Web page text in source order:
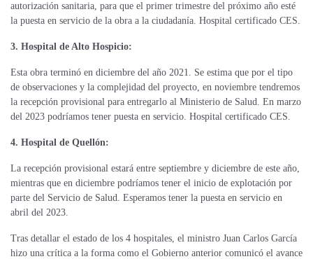
autorización sanitaria, para que el primer trimestre del próximo año esté
la puesta en servicio de la obra a la ciudadanía. Hospital certificado CES.
3. Hospital de Alto Hospicio:
Esta obra terminó en diciembre del año 2021. Se estima que por el tipo
de observaciones y la complejidad del proyecto, en noviembre tendremos
la recepción provisional para entregarlo al Ministerio de Salud. En marzo
del 2023 podríamos tener puesta en servicio. Hospital certificado CES.
4. Hospital de Quellón:
La recepción provisional estará entre septiembre y diciembre de este año,
mientras que en diciembre podríamos tener el inicio de explotación por
parte del Servicio de Salud. Esperamos tener la puesta en servicio en
abril del 2023.
Tras detallar el estado de los 4 hospitales, el ministro Juan Carlos García
hizo una crítica a la forma como el Gobierno anterior comunicó el avance